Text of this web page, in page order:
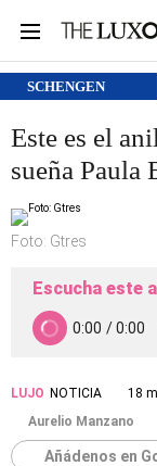
SCHENGEN
Este es el
sueña Paula
Foto: Gtres
Escucha este
LUJO NOTICIA
18
Aurelio Manzano
Añádenos en